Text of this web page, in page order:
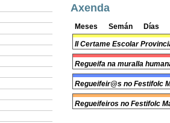
Axenda
Meses Semán Días
II Certame Escolar
Regueifa na muralla
Regueifeir@s no Festifolc
Regueifeiros no Festifolc